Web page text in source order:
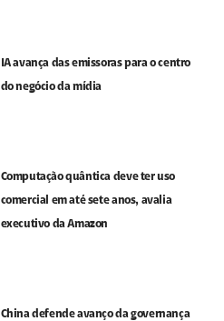
IA avança das emissoras para o centro
do negócio da mídia
Computação quântica deve ter uso
comercial em até sete anos, avalia
executivo da Amazon
China defende avanço da governança